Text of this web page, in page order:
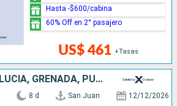
US$ 461 +Tasas
Hasta -$600/cabina
60% Off en 2° pasajero
DOMINICA, SANTA LUCIA, GRENADA, PUERTO RICO
8 d San Juan 12/12/2026